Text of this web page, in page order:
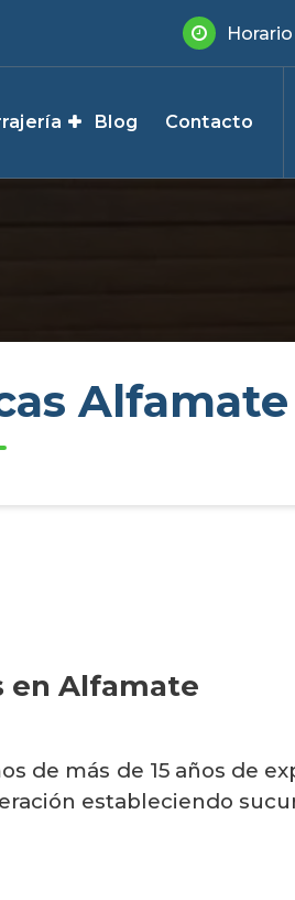
Blog Contacto
Alfamate
en Alfamate
de más de 15 años de
estableciendo